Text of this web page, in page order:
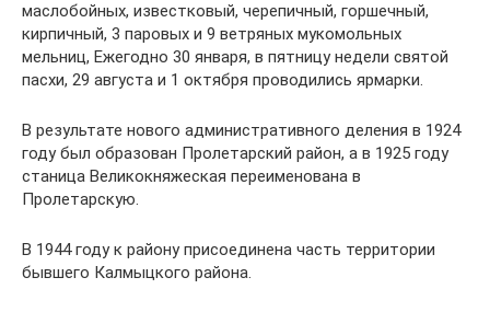
маслобойных, известковый, черепичный, горшечный,
кирпичный, 3 паровых и 9 ветряных мукомольных
мельниц, Ежегодно 30 января, в пятницу недели святой
пасхи, 29 августа и 1 октября проводились ярмарки.
В результате нового административного деления в 1924
году был образован Пролетарский район, а в 1925 году
станица Великокняжеская переименована в
Пролетарскую.
В 1944 году к району присоединена часть территории
бывшего Калмыцкого района.